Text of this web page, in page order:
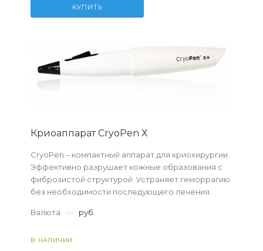
КУПИТЬ
Криоаппарат CryoPen Х
CryoPen – компактный аппарат для криохирургии.
Эффективно разрушает кожные образования с
фиброзистой структурой. Устраняет геморрагию
без необходимости последующего лечения.
Валюта — руб.
В НАЛИЧИИ